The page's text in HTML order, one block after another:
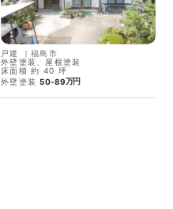
戸建 ｜福島市
外壁塗装、屋根塗装
床面積 約 40 坪
外壁塗装 50-89万円